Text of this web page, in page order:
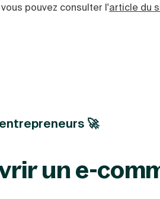
pouvez consulter l'article du
🚀
un e-